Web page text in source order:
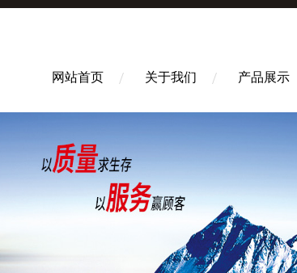
网站首页 关于我们 产品展示